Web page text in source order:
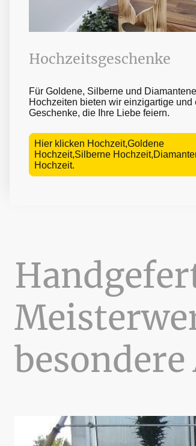
Hochzeitsgeschenke
Für Goldene, Silberne und Diamantene
Hochzeiten bieten wir einzigartige und
Geschenke, die Ihre Liebe feiern.
Hier klicken Hochzeit,Goldene
Hochzeit,Silberne
Hochzeit.
besondere